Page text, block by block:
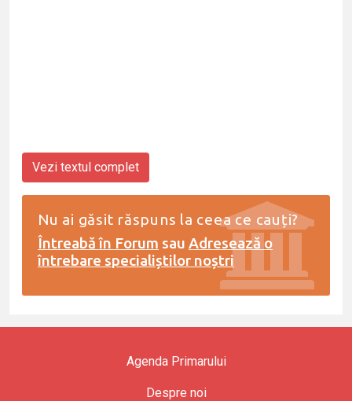
Vezi textul complet
Nu ai găsit răspuns la ceea ce cauți?
Întreabă în Forum sau Adresează o
întrebare specialiștilor noștri
Agenda Primarului
Despre noi